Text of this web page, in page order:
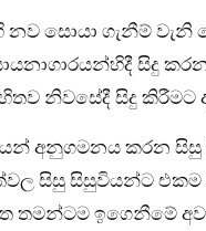
නව සොයා ගැනීම්
සිදු
නිවසේදී සිදු කිරීමට
අනුගමනය කරන
සිසු සිසුවියන්ට
ඉගෙනීමේ